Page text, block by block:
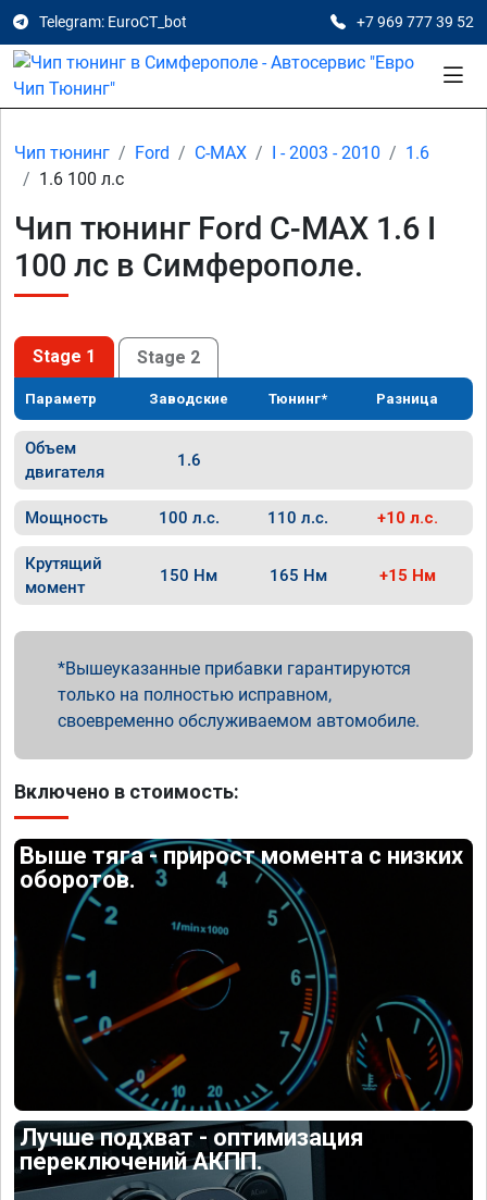
Telegram: EuroCT_bot +7 969 777 39 52
Чип тюнинг Ford C-MAX I - 2003 - 2010
1.6
1.6 100 л.с
Чип тюнинг Ford C-MAX 1.6 I
100 лс в Симферополе.
Stage 1 Stage 2
Параметр Заводские Тюнинг* Разница
Объем
двигателя
1.6
Мощность 100 л.с. 110 л.с. +10 л.с.
Крутящий
момент
150 Нм 165 Нм +15 Нм
Вышеуказанные прибавки гарантируются
только на полностью исправном,
своевременно обслуживаемом автомобиле.
Включено в стоимость:
Выше тяга - прирост момента с низких
оборотов.
Лучше подхват - оптимизация
переключений АКПП.